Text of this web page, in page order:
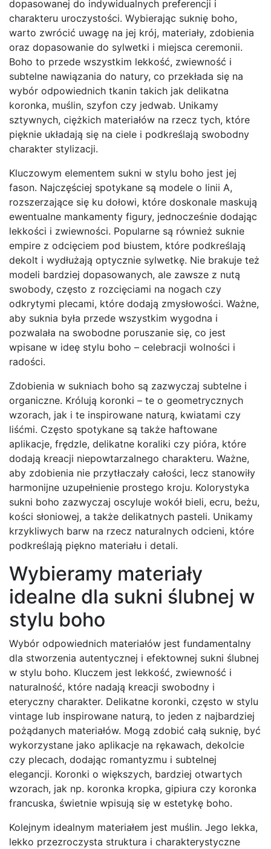
dopasowanej do indywidualnych preferencji i
charakteru uroczystości. Wybierając suknię boho,
warto zwrócić uwagę na jej krój, materiały, zdobienia
oraz dopasowanie do sylwetki i miejsca ceremonii.
Boho to przede wszystkim lekkość, zwiewność i
subtelne nawiązania do natury, co przekłada się na
wybór odpowiednich tkanin takich jak delikatna
koronka, muślin, szyfon czy jedwab. Unikamy
sztywnych, ciężkich materiałów na rzecz tych, które
pięknie układają się na ciele i podkreślają swobodny
charakter stylizacji.
Kluczowym elementem sukni w stylu boho jest jej
fason. Najczęściej spotykane są modele o linii A,
rozszerzające się ku dołowi, które doskonale maskują
ewentualne mankamenty figury, jednocześnie dodając
lekkości i zwiewności. Popularne są również suknie
empire z odcięciem pod biustem, które podkreślają
dekolt i wydłużają optycznie sylwetkę. Nie brakuje też
modeli bardziej dopasowanych, ale zawsze z nutą
swobody, często z rozcięciami na nogach czy
odkrytymi plecami, które dodają zmysłowości. Ważne,
aby suknia była przede wszystkim wygodna i
pozwalała na swobodne poruszanie się, co jest
wpisane w ideę stylu boho – celebracji wolności i
radości.
Zdobienia w sukniach boho są zazwyczaj subtelne i
organiczne. Królują koronki – te o geometrycznych
wzorach, jak i te inspirowane naturą, kwiatami czy
liśćmi. Często spotykane są także haftowane
aplikacje, frędzle, delikatne koraliki czy pióra, które
dodają kreacji niepowtarzalnego charakteru. Ważne,
aby zdobienia nie przytłaczały całości, lecz stanowiły
harmonijne uzupełnienie prostego kroju. Kolorystyka
sukni boho zazwyczaj oscyluje wokół bieli, ecru, beżu,
kości słoniowej, a także delikatnych pasteli. Unikamy
krzykliwych barw na rzecz naturalnych odcieni, które
podkreślają piękno materiału i detali.
Wybieramy materiały
idealne dla sukni ślubnej w
stylu boho
Wybór odpowiednich materiałów jest fundamentalny
dla stworzenia autentycznej i efektownej sukni ślubnej
w stylu boho. Kluczem jest lekkość, zwiewność i
naturalność, które nadają kreacji swobodny i
eteryczny charakter. Delikatne koronki, często w stylu
vintage lub inspirowane naturą, to jeden z najbardziej
pożądanych materiałów. Mogą zdobić całą suknię, być
wykorzystane jako aplikacje na rękawach, dekolcie
czy plecach, dodając romantyzmu i subtelnej
elegancji. Koronki o większych, bardziej otwartych
wzorach, jak np. koronka kropka, gipiura czy koronka
francuska, świetnie wpisują się w estetykę boho.
Kolejnym idealnym materiałem jest muślin. Jego lekka,
lekko przezroczysta struktura i charakterystyczne